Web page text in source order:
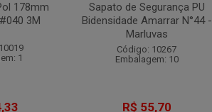
178mm
3M
1
Sapato de Segurança PU
Bidensidade Amarrar N°44 -
Marluvas
Código: 10267
Embalagem: 10
R$ 55,70